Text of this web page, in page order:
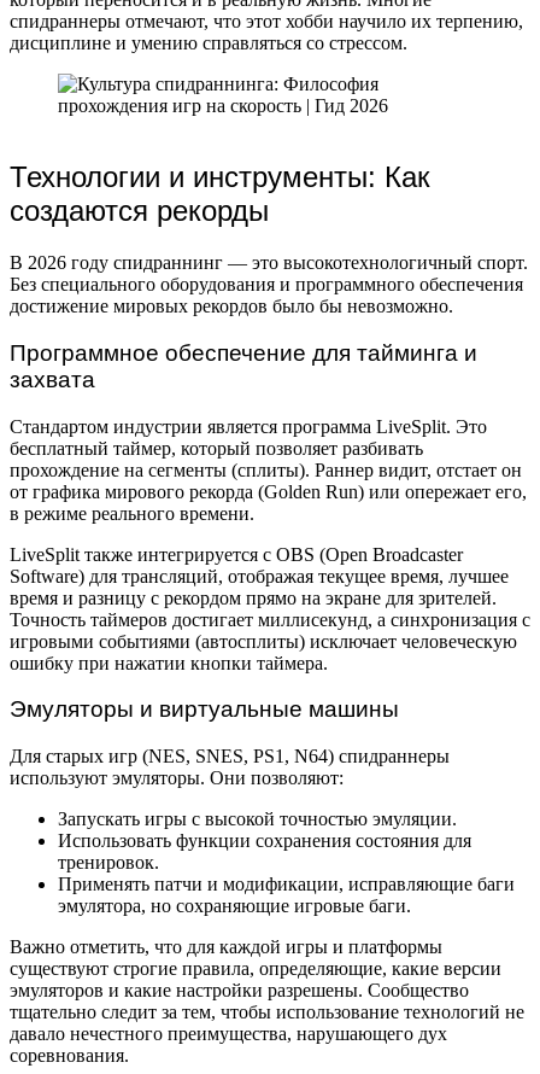
спидраннеры отмечают, что этот хобби научило их терпению,
дисциплине и умению справляться со стрессом.
Технологии и инструменты: Как
создаются рекорды
В 2026 году спидраннинг — это высокотехнологичный спорт.
Без специального оборудования и программного обеспечения
достижение мировых рекордов было бы невозможно.
Программное обеспечение для тайминга и
захвата
Стандартом индустрии является программа LiveSplit. Это
бесплатный таймер, который позволяет разбивать
прохождение на сегменты (сплиты). Раннер видит, отстает он
от графика мирового рекорда (Golden Run) или опережает его,
в режиме реального времени.
LiveSplit также интегрируется с OBS (Open Broadcaster
Software) для трансляций, отображая текущее время, лучшее
время и разницу с рекордом прямо на экране для зрителей.
Точность таймеров достигает миллисекунд, а синхронизация с
игровыми событиями (автосплиты) исключает человеческую
ошибку при нажатии кнопки таймера.
Эмуляторы и виртуальные машины
Для старых игр (NES, SNES, PS1, N64) спидраннеры
используют эмуляторы. Они позволяют:
Запускать игры с высокой точностью эмуляции.
Использовать функции сохранения состояния для
тренировок.
Применять патчи и модификации, исправляющие баги
эмулятора, но сохраняющие игровые баги.
Важно отметить, что для каждой игры и платформы
существуют строгие правила, определяющие, какие версии
эмуляторов и какие настройки разрешены. Сообщество
тщательно следит за тем, чтобы использование технологий не
давало нечестного преимущества, нарушающего дух
соревнования.